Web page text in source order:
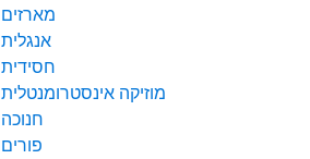
מארזים
אנגלית
חסידית
מוזיקה אינסטרומנטלית
חנוכה
פורים